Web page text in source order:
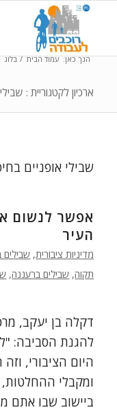
ארכיון לקטגוריית :
הנך כאן: עמוד הבית / בלוג
שבילי אופניים
אפשר לנשום
העיר
מדיניות ציבורית, שבילים
תקוה, שבילים ברעננה,
דקלה בן יעקב,
להגנת הסביבה:
היום הציבורי,
ומקבלי
ביישוב שבו אתם